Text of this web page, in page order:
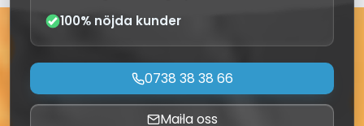
100% nöjda kunder
0738 38 38 66
Maila oss